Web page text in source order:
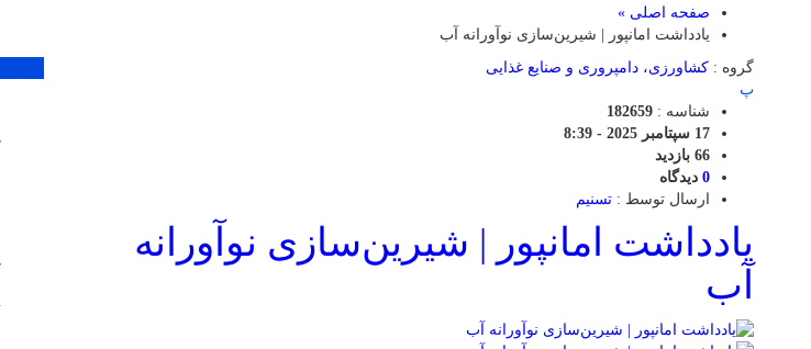
صفحه اصلی »
یادداشت امانپور | شیرین‌سازی نوآورانه آب
گروه : کشاورزی، دامپروری و صنایع غذایی
پ
شناسه : 182659
17 سپتامبر 2025 - 8:39
66 بازدید
0 دیدگاه
ارسال توسط : تسنیم
یادداشت امانپور | شیرین‌سازی نوآورانه
آب